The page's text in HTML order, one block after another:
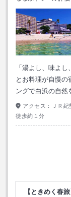
「湯よし、味よ
とお料理が自慢
ングで白浜の自然
アクセス：
ＪＲ
徒歩約１分
【ときめく春